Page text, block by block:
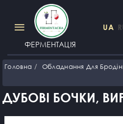
ФЕРМЕНТАЦІЯ
UA
Головна Обладнання Для
ДУБОВІ БОЧКИ,